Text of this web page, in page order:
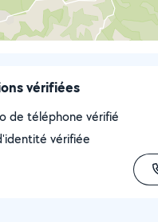
vérifiées
de téléphone vérifié
vérifiée